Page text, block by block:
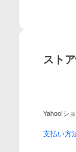
スト
Yahoo!シ
支払い方